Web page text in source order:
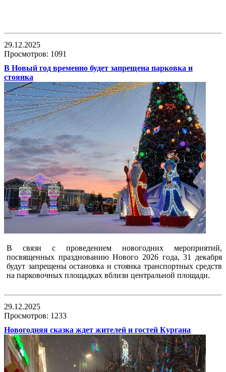
29.12.2025
Просмотров: 1091
В Новый год временно будет запрещена парковка и
стоянка
В связи с проведением новогодних мероприятий,
посвященных празднованию Нового 2026 года, 31 декабря
будут запрещены остановка и стоянка транспортных средств
на парковочных площадках вблизи центральной площади.
29.12.2025
Просмотров: 1233
Новогодняя сказка ждет жителей и гостей Кургана